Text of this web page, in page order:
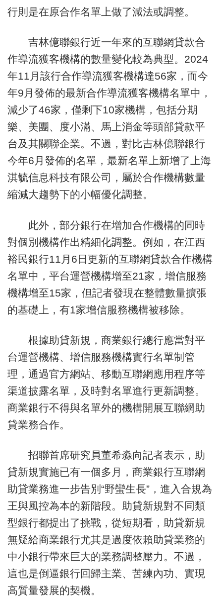
行則是在原合作名單上做了減法或調整。
吉林億聯銀行近一年來的互聯網貸款合
作導流獲客機構的數量變化較為典型。2024
年11月該行合作導流獲客機構達56家，而今
年9月發佈的最新合作導流獲客機構名單中，
減少了46家，僅剩下10家機構，包括分期
樂、美團、度小滿、馬上消金等頭部貸款平
台及其關聯企業。不過，對比吉林億聯銀行
今年6月發佈的名單，最新名單上新增了上海
淇毓信息科技有限公司，屬於合作機構數量
縮減大趨勢下的小幅優化調整。
此外，部分銀行在增加合作機構的同時
對個別機構作出精細化調整。例如，在江西
裕民銀行11月6日更新的互聯網貸款合作機構
名單中，平台運營機構增至21家，增信服務
機構增至15家，但記者發現在整體數量擴張
的基礎上，有1家增信服務機構被移除。
根據助貸新規，商業銀行總行應當對平
台運營機構、增信服務機構實行名單制管
理，通過官方網站、移動互聯網應用程序等
渠道披露名單，及時對名單進行更新調整。
商業銀行不得與名單外的機構開展互聯網助
貸業務合作。
招聯首席研究員董希淼向記者表示，助
貸新規實施已有一個多月，商業銀行互聯網
助貸業務進一步告別“野蠻生長”，進入合規為
王與風控為本的新階段。助貸新規對不同類
型銀行都提出了挑戰，從短期看，助貸新規
無疑給商業銀行尤其是過度依賴助貸業務的
中小銀行帶來巨大的業務調整壓力。不過，
這也是倒逼銀行回歸主業、苦練內功、實現
高質量發展的契機。